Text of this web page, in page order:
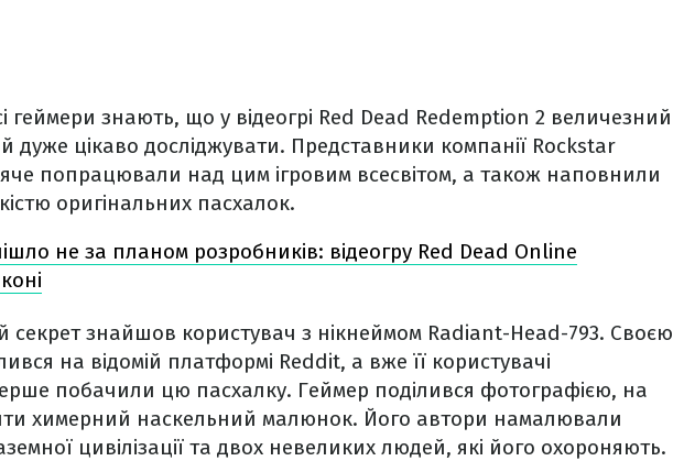
геймери знають, що у відеогрі Red Dead Redemption 2 величезний
дуже цікаво досліджувати. Представники компанії Rockstar
попрацювали над цим ігровим всесвітом, а також наповнили
оригінальних пасхалок.
не за планом розробників: відеогру Red Dead Online
секрет знайшов користувач з нікнеймом Radiant-Head-793. Своєю
на відомій платформі Reddit, а вже її користувачі
побачили цю пасхалку. Геймер поділився фотографією, на
химерний наскельний малюнок. Його автори намалювали
цивілізації та двох невеликих людей, які його охороняють.